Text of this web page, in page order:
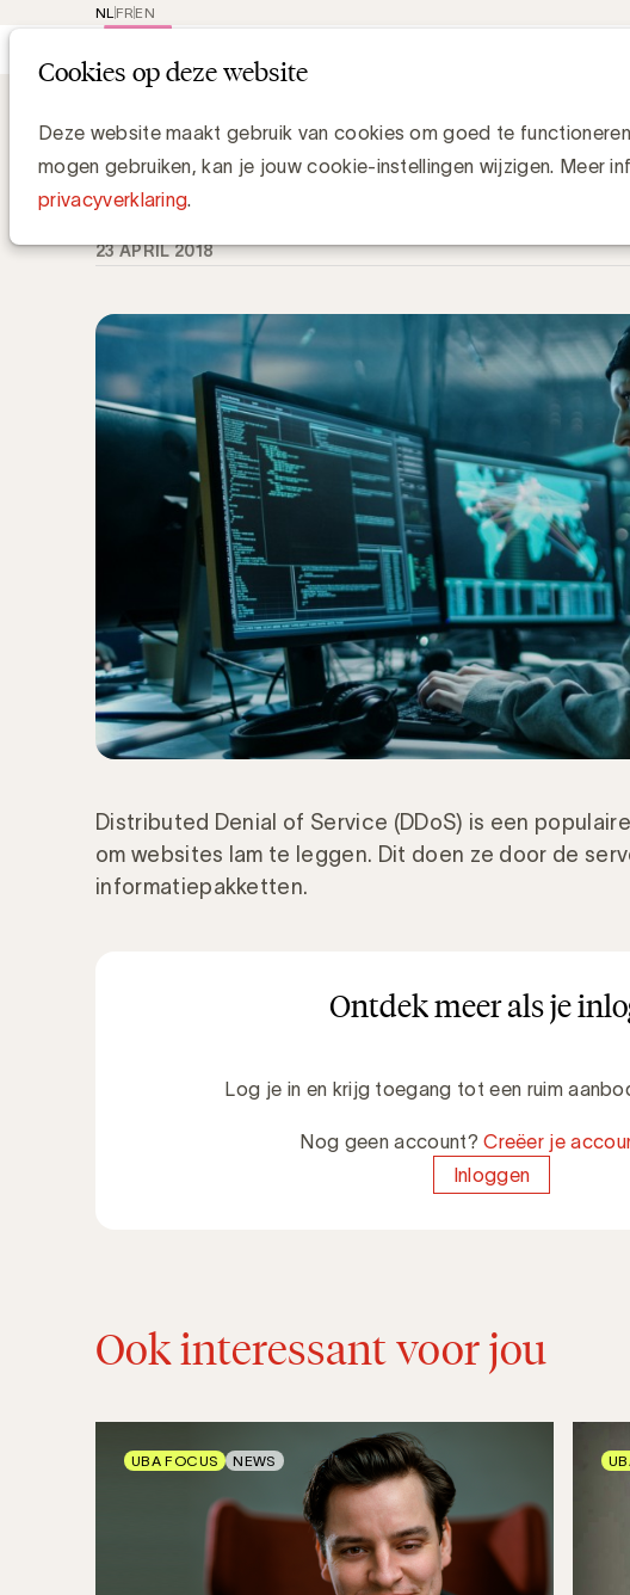
Cookies op deze website
Deze website maakt gebruik van cookies om goed te
mogen gebruiken, kan je jouw cookie-instellingen wijzigen. Meer
privacyverklaring.
EN
FR
NL
Wat is Distributed Denial of Service ?
Chris Van Roey
23 APRIL 2018
Distributed Denial of Service (DDoS) is een
om websites lam te leggen. Dit doen ze door de
informatiepakketten.
Ontdek meer als je
Log je in en krijg toegang tot een ruim
Nog geen account?Creëer je
Inloggen
Ook interessant voor jou
UBA FOCUS NEWS